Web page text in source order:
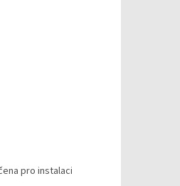
pro instalaci